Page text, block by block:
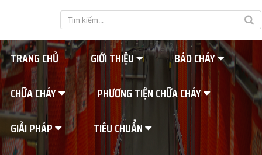
TRANG CHỦ GIỚI THIỆU
BÁO CHÁY
CHỮA CHÁY
PHƯƠNG TIỆN CHỮA CHÁY
GIẢI PHÁP
TIÊU CHUẨN